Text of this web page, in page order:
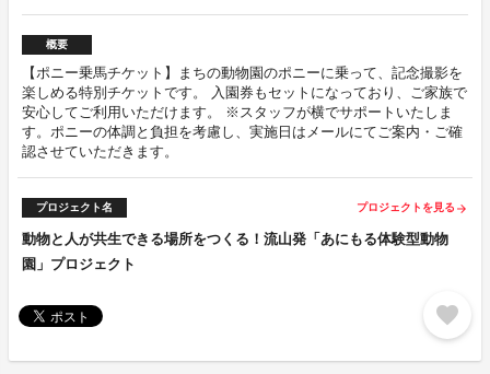
概要
【ポニー乗馬チケット】まちの動物園のポニーに乗って、記念撮影を
楽しめる特別チケットです。 入園券もセットになっており、ご家族で
安心してご利用いただけます。 ※スタッフが横でサポートいたしま
す。ポニーの体調と負担を考慮し、実施日はメールにてご案内・ご確
認させていただきます。
プロジェクト名 プロジェクトを見る arrow_forward
動物と人が共生できる場所をつくる！流山発「あにもる体験型動物
園」プロジェクト
favorite